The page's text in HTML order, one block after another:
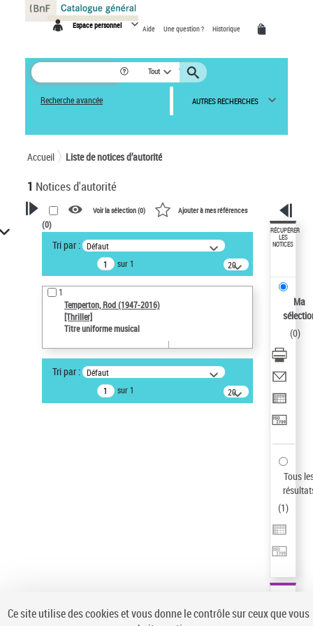
Espace personnel Aide Une question ? Historique
Tout
Recherche avancée AUTRES RECHERCHES
Accueil Liste de notices d’autorité
1 Notices d'autorité
VOTRE RECHERCHE
Recherche avancée dans les
notices d’autorité
Œuvres liées à l'auteur :
Temperton, Rod (1947-2016)
Statut de la notice d’autorité
Notice élémentaire
Type de notice d'autorité
Voir la sélection (0) Ajouter à mes références
(0)
Tri par : Défaut
sur 1
20
résultats/page
1
Temperton, Rod (1947-2016)
[Thriller]
Titre uniforme musical
Tri par : Défaut
sur 1
20
résultats/page
RÉCUPÉRER
LES
NOTICES
Ma
(0)
Tous
(1)
Panneau de gestion des cookies
Ce site utilise des cookies et vous donne le contrôle sur ceux que vous